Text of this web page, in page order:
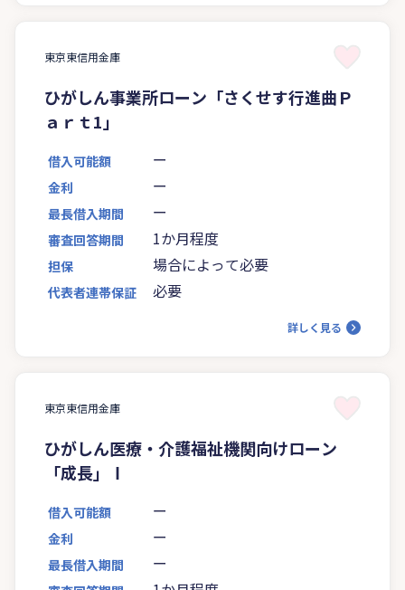
東京東信用金庫
ひがしん事業所ローン「さくせす行進曲Ｐ
ａｒｔ1」
借入可能額 ー
金利 ー
最長借入期間 ー
審査回答期間 1か月程度
担保 場合によって必要
代表者連帯保証 必要
詳しく見る
東京東信用金庫
ひがしん医療・介護福祉機関向けローン
「成長」Ⅰ
借入可能額 ー
金利 ー
最長借入期間 ー